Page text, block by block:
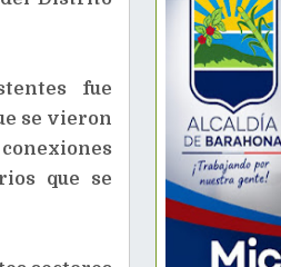
fue
se vieron
que se